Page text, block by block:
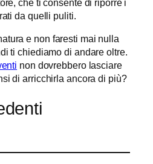
da quelli puliti.
e non faresti mai nulla
ti chiediamo di andare oltre.
non dovrebbero lasciare
di arricchirla ancora di più?